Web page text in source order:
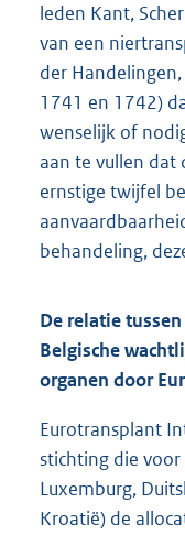
leden Kant,
van een
der
1741 en 1742)
wenselijk of
aan te vullen dat
ernstige twijfel
behandeling,
De relatie
Belgische
organen door
Eurotransplant
stichting die
Luxemburg,
Kroatië) de